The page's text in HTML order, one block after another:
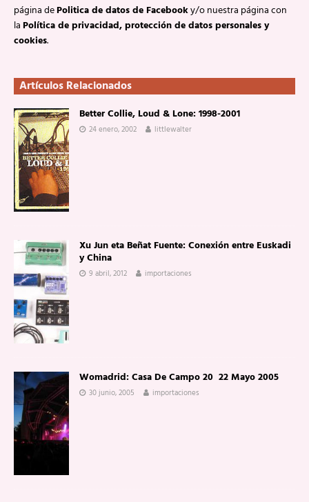
página dePolitica de datos de Facebooky/o nuestra página con
laPolítica de privacidad, protección de datos personales y
cookies.
Artículos Relacionados
Better Collie, Loud & Lone: 1998-2001
24 enero, 2002 littlewalter
Xu Jun eta Beñat Fuente: Conexión entre Euskadi
y China
9 abril, 2012 importaciones
Womadrid: Casa De Campo 20  22 Mayo 2005
30 junio, 2005 importaciones